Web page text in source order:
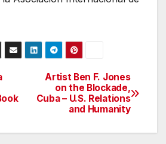
Artist Ben F. Jones
on the Blockade,
Cuba – U.S. Relations
and Humanity